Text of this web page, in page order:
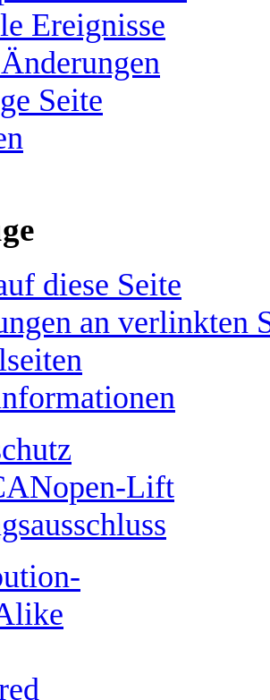
Ereignisse
Seite
diese Seite
an verlinkten
Lift